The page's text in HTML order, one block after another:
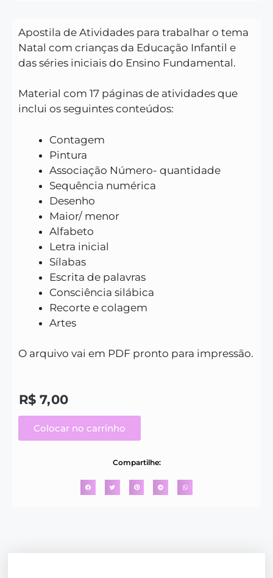
Apostila de Atividades para trabalhar o tema
Natal com crianças da Educação Infantil e
das séries iniciais do Ensino Fundamental.
Material com 17 páginas de atividades que
inclui os seguintes conteúdos:
Contagem
Pintura
Associação Número- quantidade
Sequência numérica
Desenho
Maior/ menor
Alfabeto
Letra inicial
Sílabas
Escrita de palavras
Consciência silábica
Recorte e colagem
Artes
O arquivo vai em PDF pronto para impressão.
R$ 7,00
Colocar no carrinho
Compartilhe: